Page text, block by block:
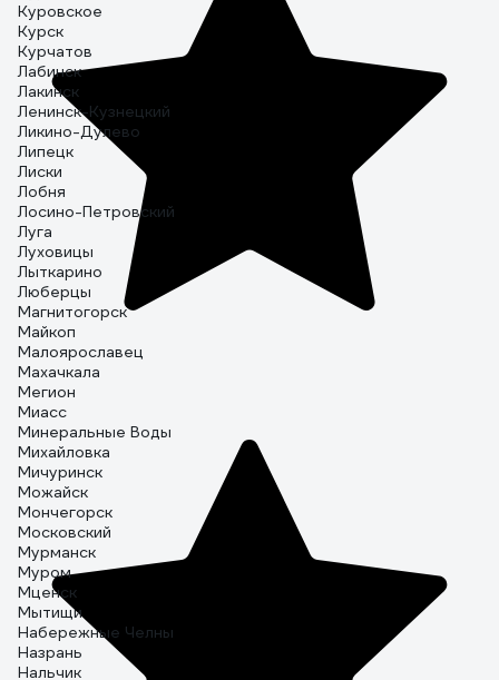
Куровское
Курск
Курчатов
Лабинск
Лакинск
Ленинск-Кузнецкий
Ликино-Дулево
Липецк
Лиски
Лобня
Лосино-Петровский
Луга
Луховицы
Лыткарино
Люберцы
Магнитогорск
Майкоп
Малоярославец
Махачкала
Мегион
Миасс
Минеральные Воды
Михайловка
Мичуринск
Можайск
Мончегорск
Московский
Мурманск
Муром
Мценск
Мытищи
Набережные Челны
Назрань
Нальчик